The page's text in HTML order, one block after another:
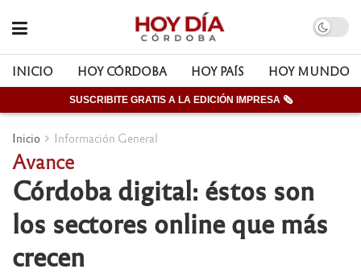
INICIO HOY CÓRDOBA HOY PAÍS HOY MUNDO
SUSCRIBITE GRATIS A LA EDICIÓN IMPRESA 🗞
Inicio Información General
Avance
Córdoba digital: éstos son
los sectores online que más
crecen